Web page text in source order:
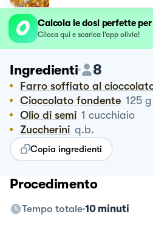
Calcola le dosi perfette
Clicca qui e scarica l’app olivia!
Ingredienti 8
Farro soffiato al
Cioccolato fondente 125 g
Olio di semi 1 cucchiaio
Zuccherini q.b.
Copia ingredienti
Procedimento
Tempo totale 10 minuti